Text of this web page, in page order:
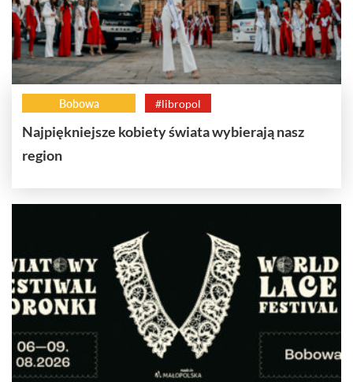
Bobowa #libropol
Najpiękniejsze kobiety świata wybierają nasz
region